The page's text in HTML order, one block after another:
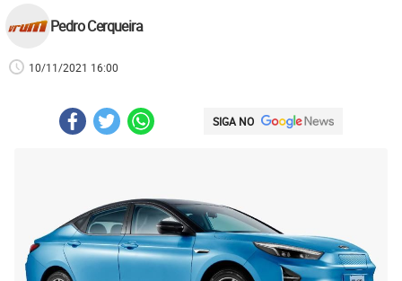
Pedro Cerqueira
10/11/2021 16:00
SIGA NO